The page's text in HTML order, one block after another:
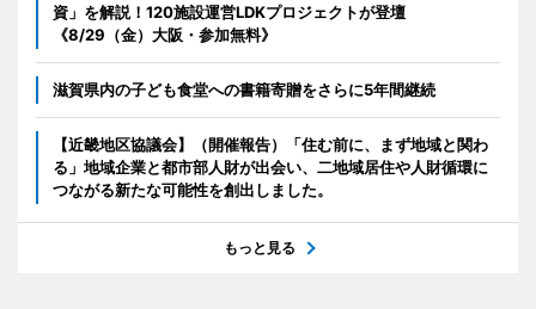
資」を解説！120施設運営LDKプロジェクトが登壇
《8/29（金）大阪・参加無料》
滋賀県内の子ども食堂への書籍寄贈をさらに5年間継続
【近畿地区協議会】（開催報告）「住む前に、まず地域と関わ
る」地域企業と都市部人財が出会い、二地域居住や人財循環に
つながる新たな可能性を創出しました。
もっと見る